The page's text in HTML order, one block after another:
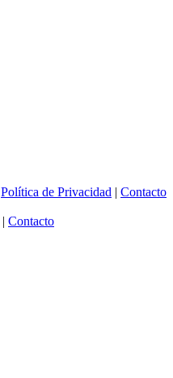
Política de Privacidad Contacto
Contacto